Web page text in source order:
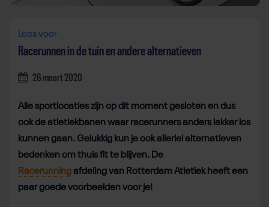
Lees voor
Racerunnen in de tuin en andere alternatieven
26 maart 2020
Alle sportlocaties zijn op dit moment gesloten en dus
ook de atletiekbanen waar racerunners anders lekker los
kunnen gaan. Gelukkig kun je ook allerlei alternatieven
bedenken om thuis fit te blijven. De
Racerunning afdeling van Rotterdam Atletiek heeft een
paar goede voorbeelden voor je!